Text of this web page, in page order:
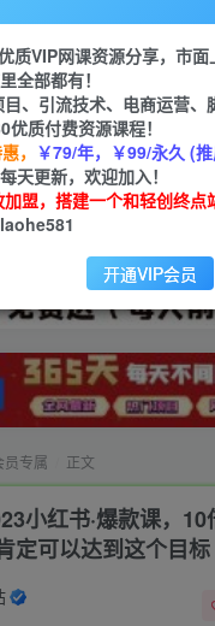
费
详细
员专属 正文
小红书·爆款课，
定可以达到这个目标
质VIP网课资源分享，市
全部都有！
、引流技术、电商运营、
质付费资源课程！
， ￥79/年，￥99/永久 (推
每天更新，欢迎加入！
盟，搭建一个和轻创终点
开通VIP会员